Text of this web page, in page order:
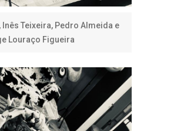
Teixeira, Pedro Almeida e
Louraço Figueira